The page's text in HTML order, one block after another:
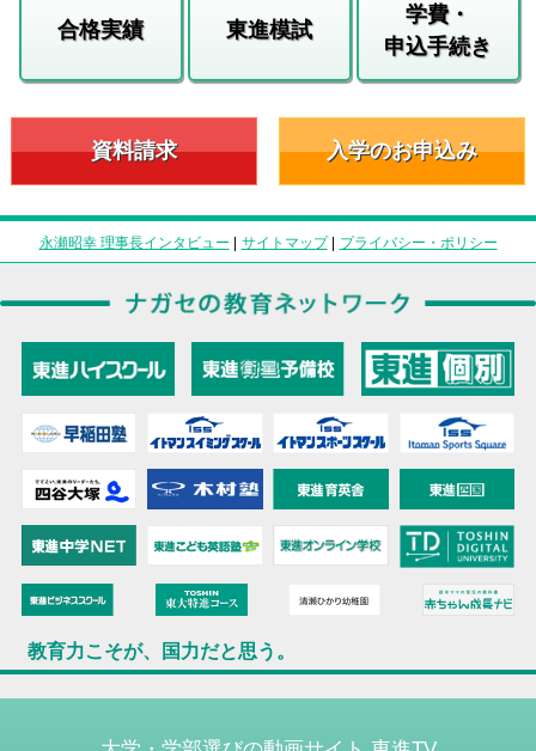
合格実績 東進模試
学費・
申込手続き
資料請求 入学のお申込み
永瀬昭幸 理事長インタビュー | サイトマップ| プライバシー・ポリシー
教育力こそが、国力だと思う。